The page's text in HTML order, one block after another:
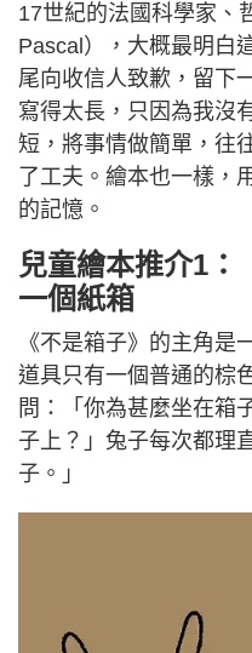
17世紀的法國科學家、
Pascal），大概最明白
尾向收信人致歉，留下
寫得太長，只因為我沒
短，將事情做簡單，往
了工夫。繪本也一樣，
的記憶。
兒童繪本推介1：
一個紙箱
《不是箱子》的主角是
道具只有一個普通的棕
問：「你為甚麼坐在箱
子上？」兔子每次都理
子。」